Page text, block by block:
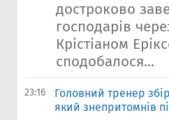
достроково
господарів
Крістіаном
сподобалося...
23:16
Головний тренер
який знепритомнів